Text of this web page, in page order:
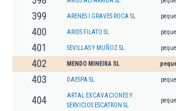
399 ARENES I GRAVES ROCA SL
400 ARIDS FILATO SL
401 SEVILLAS Y MUÑOZ SL
402 MENDO MINEIRA SL
403 DAESPA SL
404
ARTAL EXCAVACIONES Y
SERVICIOS ESCATRON SL